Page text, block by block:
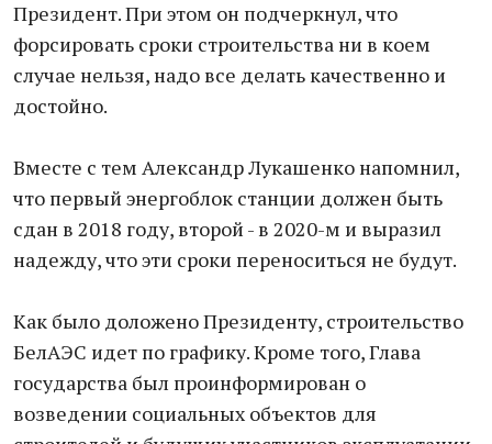
Президент. При этом он подчеркнул, что
форсировать сроки строительства ни в коем
случае нельзя, надо все делать качественно и
достойно.
Вместе с тем Александр Лукашенко напомнил,
что первый энергоблок станции должен быть
сдан в 2018 году, второй - в 2020-м и выразил
надежду, что эти сроки переноситься не будут.
Как было доложено Президенту, строительство
БелАЭС идет по графику. Кроме того, Глава
государства был проинформирован о
возведении социальных объектов для